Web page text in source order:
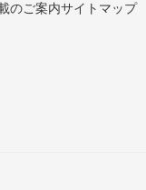
のご案内サイトマップ